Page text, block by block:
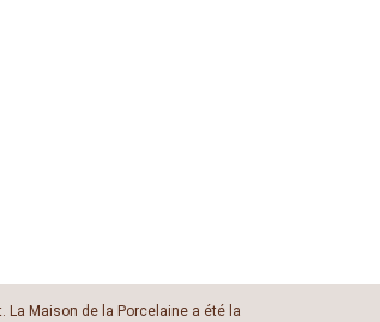
Maison de la Porcelaine a été la